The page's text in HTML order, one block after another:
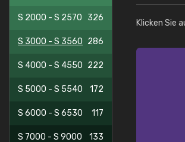
S 2000 - S 2570 326
S 3000 - S 3560 286
S 4000 - S 4550 222
S 5000 - S 5540 172
S 6000 - S 6530 117
S 7000 - S 9000 133
Klicken Sie